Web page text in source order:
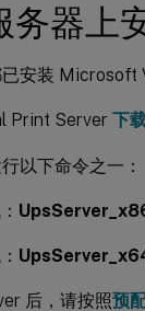
务器上
安装 Microsoft
Print Server 下
以下命令之一：
后，请按照预